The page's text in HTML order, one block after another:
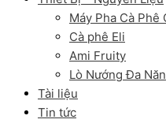
Máy Pha Cà Phê
Cà phê Eli
Ami Fruity
Lò Nướng Đa
Tài liệu
Tin tức